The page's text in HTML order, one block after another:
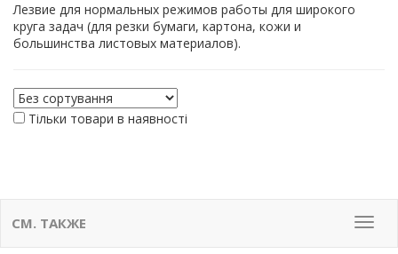
Лезвие для нормальных режимов работы для широкого
круга задач (для резки бумаги, картона, кожи и
большинства листовых материалов).
Тільки товари в наявності
Меню
СМ. ТАКЖЕ